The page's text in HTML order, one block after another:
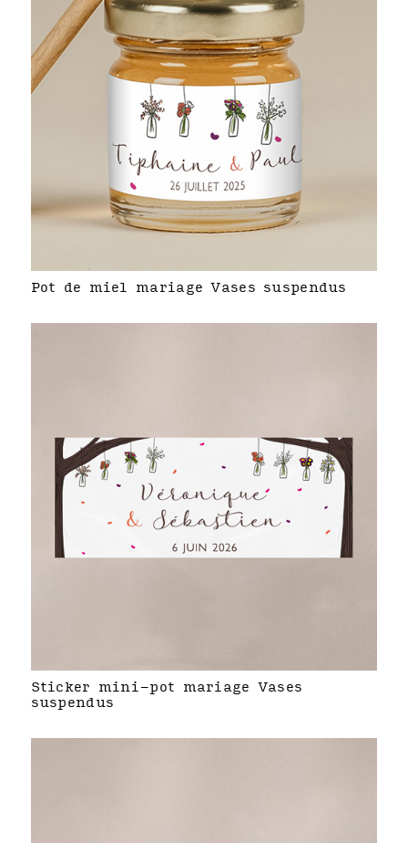
Pot de miel mariage Vases suspendus
Sticker mini-pot mariage Vases
suspendus